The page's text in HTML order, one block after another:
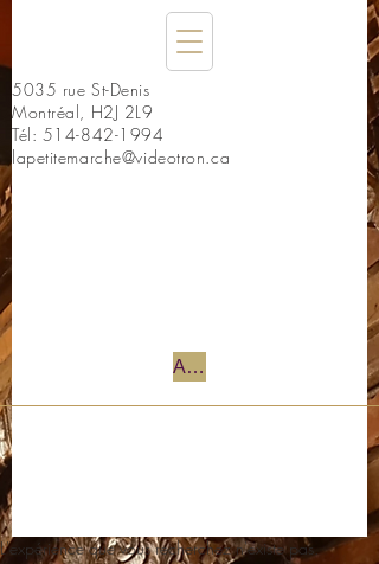
5035 rue St-Denis
Montréal, H2J 2L9
Tél: 514-842-1994
lapetitemarche@videotron.ca
Accueil
L'expérience que vous recherchez n'existe pas.